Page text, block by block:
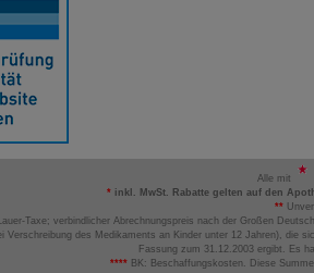
Alle mit
* inkl. MwSt. Rabatte gelten auf den
**
Taxe; verbindlicher Abrechnungspreis nach der Großen
Verschreibung des Medikaments an Kinder unter 12 Jahren), die
Fassung zum 31.12.2003 ergibt. Es
**** BK: Beschaffungskosten. Diese